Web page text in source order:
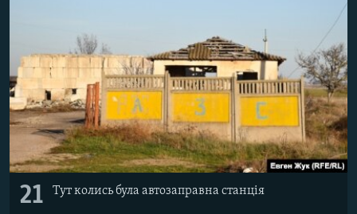
21 Тут колись була автозаправна станція